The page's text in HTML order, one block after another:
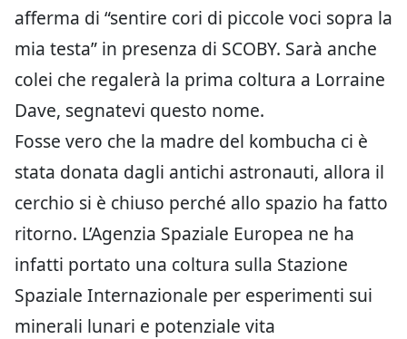
afferma di “sentire cori di piccole voci sopra la
mia testa” in presenza di SCOBY. Sarà anche
colei che regalerà la prima coltura a Lorraine
Dave, segnatevi questo nome.
Fosse vero che la madre del kombucha ci è
stata donata dagli antichi astronauti, allora il
cerchio si è chiuso perché allo spazio ha fatto
ritorno. L’Agenzia Spaziale Europea ne ha
infatti portato una coltura sulla Stazione
Spaziale Internazionale per esperimenti sui
minerali lunari e potenziale vita